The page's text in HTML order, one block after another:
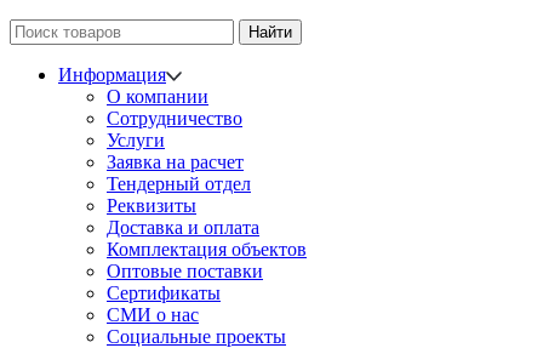
Найти
Информация
О компании
Сотрудничество
Услуги
Заявка на расчет
Тендерный отдел
Реквизиты
Доставка и оплата
Комплектация объектов
Оптовые поставки
Сертификаты
СМИ о нас
Социальные проекты